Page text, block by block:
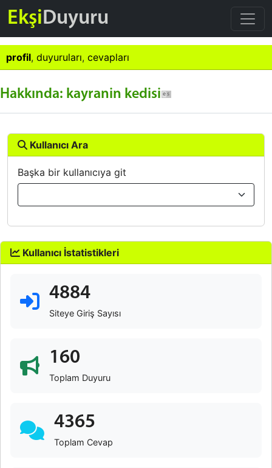
EkşiDuyuru
profil, duyuruları, cevapları
Hakkında: kayranin kedisi
Kullanıcı Ara
Başka bir kullanıcıya git
Kullanıcı İstatistikleri
4884
Siteye Giriş Sayısı
160
Toplam Duyuru
4365
Toplam Cevap